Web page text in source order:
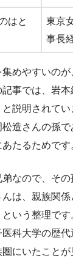
はと
東京
事長
めやすいの
事では、岩
説明されて
造さんの孫で
たるためです
なので、そ
は、親族関係
いう整理です
科大学の歴
にいたことが